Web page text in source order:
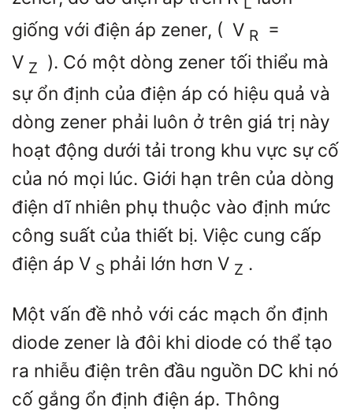
giống với điện áp zener, ( V R
=
V Z
). Có một dòng zener tối thiểu mà
sự ổn định của điện áp có hiệu quả và
dòng zener phải luôn ở trên giá trị này
hoạt động dưới tải trong khu vực sự cố
của nó mọi lúc. Giới hạn trên của dòng
điện dĩ nhiên phụ thuộc vào định mức
công suất của thiết bị. Việc cung cấp
điện áp V S phải lớn hơn V Z .
Một vấn đề nhỏ với các mạch ổn định
diode zener là đôi khi diode có thể tạo
ra nhiễu điện trên đầu nguồn DC khi nó
cố gắng ổn định điện áp. Thông